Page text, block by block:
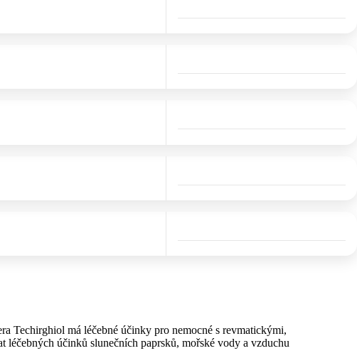
Techirghiol má léčebné účinky pro nemocné s revmatickými,
účinků slunečních paprsků, mořské vody a vzduchu